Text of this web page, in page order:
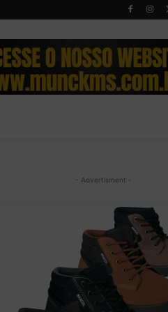
- Advertisment -